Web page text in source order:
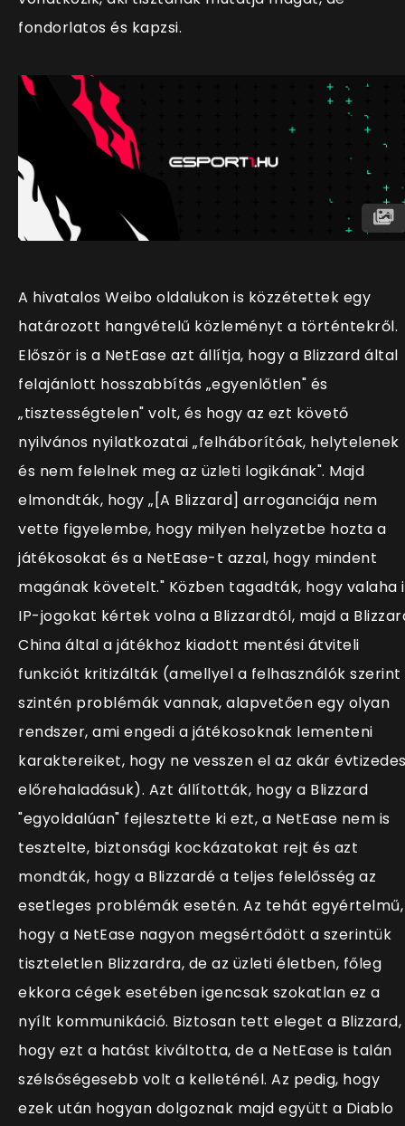
fondorlatos és kapzsi.
A hivatalos Weibo oldalukon is közzétettek egy
határozott hangvételű közleményt a történtekről.
Először is a NetEase azt állítja, hogy a Blizzard által
felajánlott hosszabbítás „egyenlőtlen" és
„tisztességtelen" volt, és hogy az ezt követő
nyilvános nyilatkozatai „felháborítóak, helytelenek
és nem felelnek meg az üzleti logikának". Majd
elmondták, hogy „[A Blizzard] arroganciája nem
vette figyelembe, hogy milyen helyzetbe hozta a
játékosokat és a NetEase-t azzal, hogy mindent
magának követelt." Közben tagadták, hogy valaha
IP-jogokat kértek volna a Blizzardtól, majd a
China által a játékhoz kiadott mentési átviteli
funkciót kritizálták (amellyel a felhasználók szerint
szintén problémák vannak, alapvetően egy olyan
rendszer, ami engedi a játékosoknak lementeni
karaktereiket, hogy ne vesszen el az akár
előrehaladásuk). Azt állították, hogy a Blizzard
"egyoldalúan" fejlesztette ki ezt, a NetEase nem is
tesztelte, biztonsági kockázatokat rejt és azt
mondták, hogy a Blizzardé a teljes felelősség az
esetleges problémák esetén. Az tehát egyértelmű,
hogy a NetEase nagyon megsértődött a szerintük
tiszteletlen Blizzardra, de az üzleti életben, főleg
ekkora cégek esetében igencsak szokatlan ez a
nyílt kommunikáció. Biztosan tett eleget a Blizzard,
hogy ezt a hatást kiváltotta, de a NetEase is talán
szélsőségesebb volt a kelleténél. Az pedig, hogy
ezek után hogyan dolgoznak majd együtt a Diablo